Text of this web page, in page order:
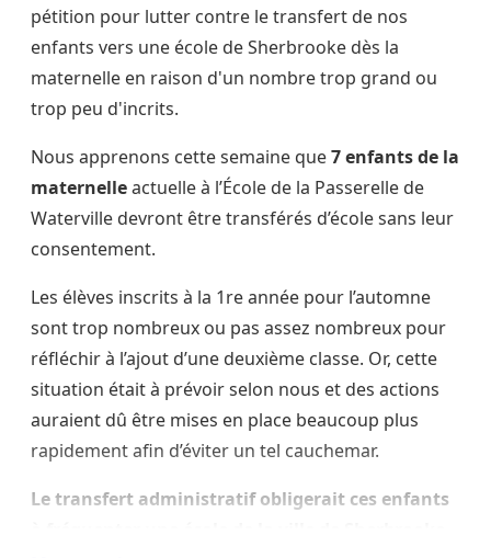
pétition pour lutter contre le transfert de nos
enfants vers une école de Sherbrooke dès la
maternelle en raison d'un nombre trop grand ou
trop peu d'incrits.
Nous apprenons cette semaine que7 enfants de la
maternelleactuelle à l’École de la Passerelle de
Waterville devront être transférés d’école sans leur
consentement.
Les élèves inscrits à la 1re année pour l’automne
sont trop nombreux ou pas assez nombreux pour
réfléchir à l’ajout d’une deuxième classe. Or, cette
situation était à prévoir selon nous et des actions
auraient dû être mises en place beaucoup plus
rapidement afin d’éviter un tel cauchemar.
Le transfert administratif obligerait ces enfants